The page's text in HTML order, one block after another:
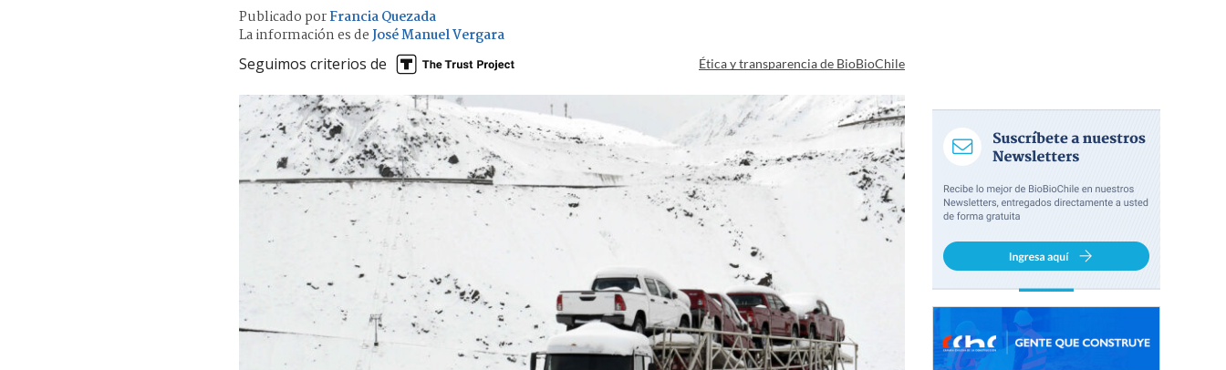
Publicado porFrancia Quezada
La información es deJosé Manuel Vergara
Seguimos criterios de Ética y transparencia de BioBioChile